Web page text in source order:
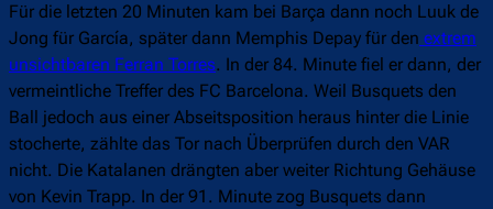
Für die letzten 20 Minuten kam bei Barça dann noch Luuk de
Jong für García, später dann Memphis Depay für den extrem
unsichtbaren Ferran Torres. In der 84. Minute fiel er dann, der
vermeintliche Treffer des FC Barcelona. Weil Busquets den
Ball jedoch aus einer Abseitsposition heraus hinter die Linie
stocherte, zählte das Tor nach Überprüfen durch den VAR
nicht. Die Katalanen drängten aber weiter Richtung Gehäuse
von Kevin Trapp. In der 91. Minute zog Busquets dann